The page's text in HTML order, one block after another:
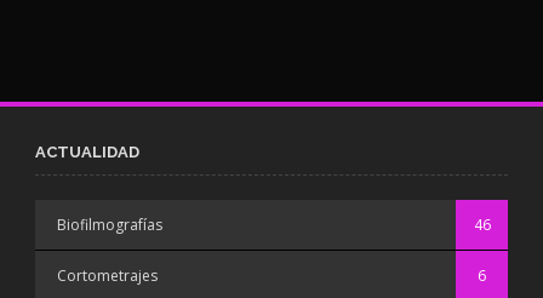
ACTUALIDAD
Biofilmografías 46
Cortometrajes 6